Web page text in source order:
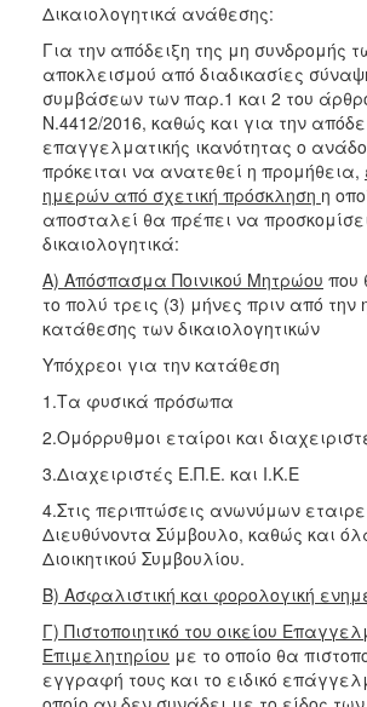
Δικαιολογητικά ανάθεσης:
Για την απόδειξη της μη συνδρομής
αποκλεισμού από διαδικασίες
συμβάσεων των παρ.1 και 2 του
Ν.4412/2016, καθώς και για την
επαγγελματικής ικανότητας ο
πρόκειται να ανατεθεί η προμήθεια,
ημερών από σχετική πρόσκληση η
αποσταλεί θα πρέπει να
δικαιολογητικά:
Α) Απόσπασμα Ποινικού Μητρώου που
το πολύ τρεις (3) μήνες πριν από την
κατάθεσης των δικαιολογητικών
Υπόχρεοι για την κατάθεση
1.Τα φυσικά πρόσωπα
2.Ομόρρυθμοι εταίροι και
3.Διαχειριστές Ε.Π.Ε. και Ι.Κ.Ε
4.Στις περιπτώσεις ανωνύμων
Διευθύνοντα Σύμβουλο, καθώς και
Διοικητικού Συμβουλίου.
Β) Ασφαλιστική και φορολογική
Γ) Πιστοποιητικό του οικείου
Επιμελητηρίου με το οποίο θα
εγγραφή τους και το ειδικό